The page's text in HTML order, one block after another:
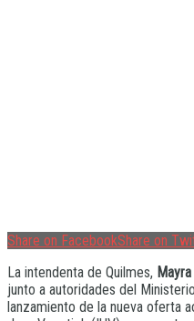
Share on FacebookShare on
La intendenta de Quilmes,
junto a autoridades del
lanzamiento de la nueva oferta